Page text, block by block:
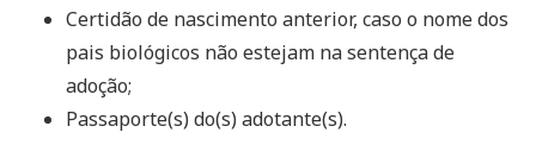
Certidão de nascimento anterior, caso o nome dos
pais biológicos não estejam na sentença de
adoção;
Passaporte(s) do(s) adotante(s).